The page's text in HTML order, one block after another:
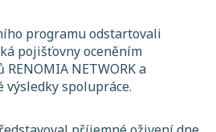
programu odstartovali
pojišťovny oceněním
NETWORK a
výsledky spolupráce.